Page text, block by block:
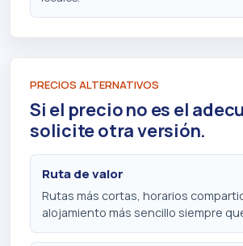
PRECIOS ALTERNATIVOS
Si el precio no es el
solicite otra versión.
Ruta de valor
Rutas más cortas, horarios
alojamiento más sencillo siempre